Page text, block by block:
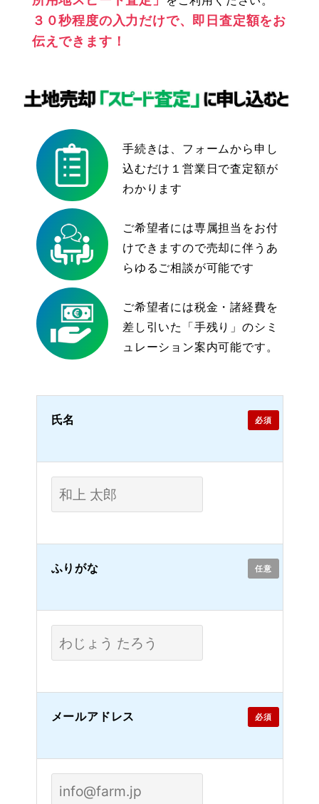
３０秒程度の入力だけで、即日査定額をお
伝えできます！
手続きは、フォームから 申し
込むだけ １営業日で査定額が
わかります
ご希望者には専属担当をお付
けできますので売却に伴うあ
らゆる ご相談が可能です
ご希望者には税金・諸経費を
差し引いた
「手残り」のシミ
ュレーション案内可能です。
必須
氏名
任意
ふりがな
必須
メールアドレス